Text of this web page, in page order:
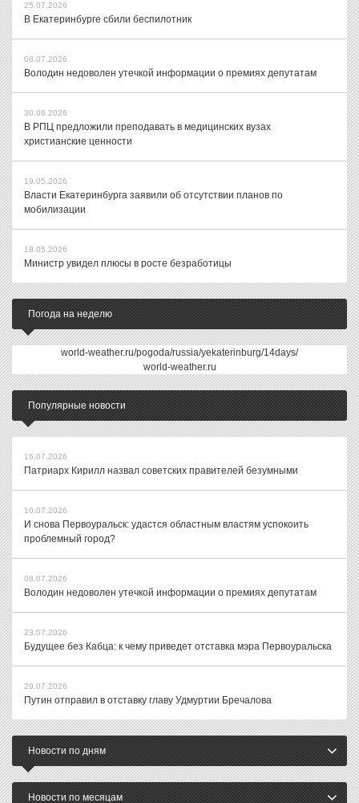
25.07.2026
В Екатеринбурге сбили беспилотник
08.07.2026
Володин недоволен утечкой информации о премиях депутатам
30.06.2026
В РПЦ предложили преподавать в медицинских вузах
христианские ценности
19.05.2026
Власти Екатеринбурга заявили об отсутствии планов по
мобилизации
18.05.2026
Министр увидел плюсы в росте безработицы
Погода на неделю
world-weather.ru/pogoda/russia/yekaterinburg/14days/
world-weather.ru
Популярные новости
16.07.2026
Патриарх Кирилл назвал советских правителей безумными
10.07.2026
И снова Первоуральск: удастся областным властям успокоить
проблемный город?
08.07.2026
Володин недоволен утечкой информации о премиях депутатам
23.07.2026
Будущее без Кабца: к чему приведет отставка мэра Первоуральска
29.07.2026
Путин отправил в отставку главу Удмуртии Бречалова
Новости по дням
Новости по месяцам